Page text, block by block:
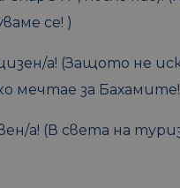
се! )
а! (Защото не
мечтае за Бахамите!
а! (В света на